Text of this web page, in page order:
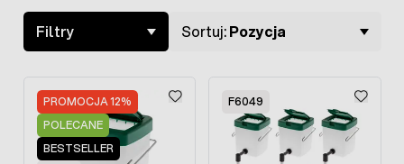
Filtry Sortuj:Pozycja
PROMOCJA 12%
POLECANE
BESTSELLER
F6049